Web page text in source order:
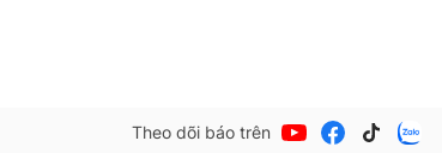
Theo dõi báo trên